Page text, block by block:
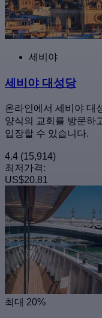
세비야
세비야 대성당
온라인에서 세비야 대
양식의 교회를 방문하
입장할 수 있습니다.
4.4 (15,914)
최저가격:
US$20.81
최대 20%